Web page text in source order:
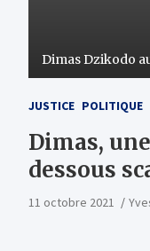
Dimas Dzikodo
JUSTICE POLITIQUE
Dimas,
dessous
11 octobre 2021